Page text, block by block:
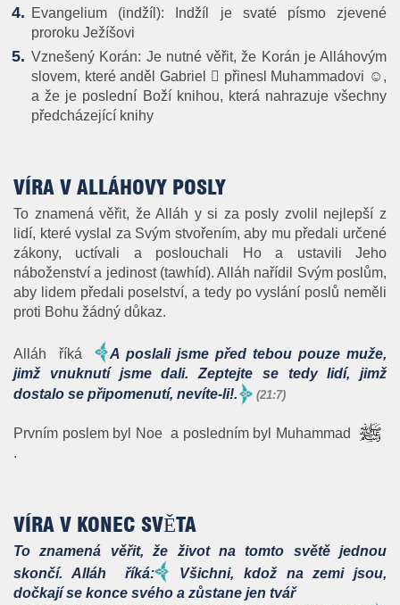
Evangelium (indžíl):
Indžíl je svaté písmo zjevené
proroku Ježíšovi
Vznešený Korán: Je nutné věřit, že Korán je Alláhovým
slovem, které anděl Gabriel  přinesl Muhammadovi ☺,
a že je poslední Boží knihou, která nahrazuje všechny
předcházející knihy
VÍRA V ALLÁHOVY POSLY
To znamená věřit, že Alláh y si za posly zvolil nejlepší z
lidí, které vyslal za Svým stvořením, aby mu předali určené
zákony, uctívali a poslouchali Ho a ustavili Jeho
náboženství a jedinost (tawhíd). Alláh nařídil Svým poslům,
aby lidem předali poselství, a tedy po vyslání poslů neměli
proti Bohu žádný důkaz.
Alláh říká
A poslali jsme před tebou pouze muže,
jimž vnuknutí jsme dali. Zeptejte se tedy lidí, jimž
dostalo se připomenutí, nevíte-li!.
(21:7)
Prvním poslem byl Noe a posledním byl Muhammad
.
VÍRA V KONEC SVĚTA
To znamená věřit, že život na tomto světě jednou
skončí. Alláh říká:
Všichni, kdož na zemi jsou,
dočkají se konce svého a zůstane jen tvář